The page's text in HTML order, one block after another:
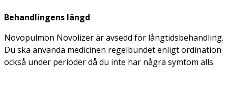
Behandlingens längd
Novopulmon Novolizer är avsedd för långtidsbehandling.
Du ska använda medicinen regelbundet enligt ordination
också under perioder då du inte har några symtom alls.